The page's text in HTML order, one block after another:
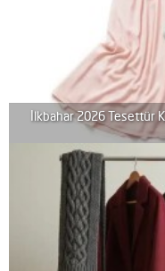
İlkbahar 2026 Tesettür